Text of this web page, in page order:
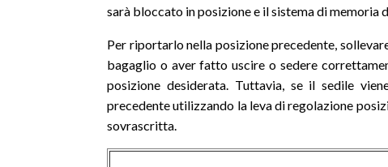
sarà bloccato in posizione e il sistema di memoria
Per riportarlo nella posizione precedente,
bagaglio o aver fatto uscire o sedere
posizione desiderata. Tuttavia, se il sedile
precedente utilizzando la leva di regolazione
sovrascritta.